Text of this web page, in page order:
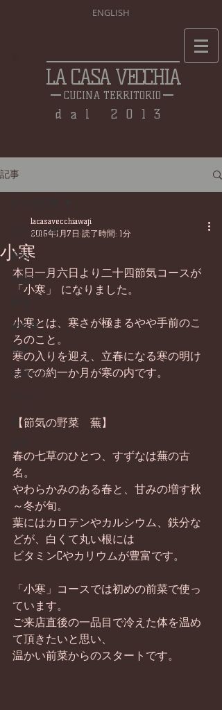
ENGLISH
LA CASA VECCHIA
CUCINA TERRITORIO
dal 2013
記事
全ての記事
食材
仕込み
畑仕事
日常
お知らせ
器
小寒
lacasavecchiawaji
2016年1月7日 読了時間: 1分
本日一月六日より二十四節気コースが
「小寒」 になりました。
小寒とは、寒さが極まるやや手前のこ
ろのこと。
寒の入りを迎え、立春になる寒の明け
までの約一か月が寒の内です。
【節気の野菜　蕪】
春の七草のひとつ、すずなは蕪の古
名。
やわらかみのある春と、甘みの増す秋
～冬が旬。
葉にはカロテンやカルシウム、鉄分な
どが、白くて丸い根には
ビタミンCやカリウムが豊富です。
「小寒」コースでは初めの前菜で使っ
ています。
ご来店直後の一品目で冷えた体を温め
て頂きたいと思い、
温かい前菜からのスタートです。